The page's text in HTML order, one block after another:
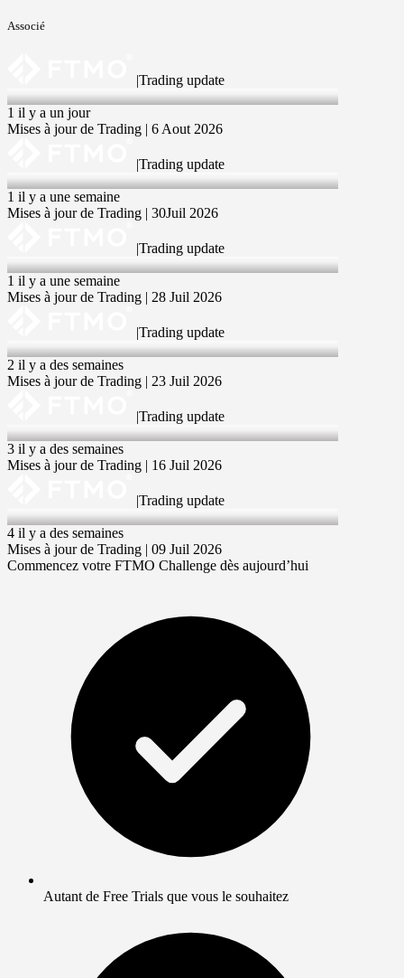
Associé
|Trading update
6 Aug 2026
1 il y a un jour
Mises à jour de Trading | 6 Aout 2026
|Trading update
30 Jul 2026
1 il y a une semaine
Mises à jour de Trading | 30Juil 2026
|Trading update
28 Jul 2026
1 il y a une semaine
Mises à jour de Trading | 28 Juil 2026
|Trading update
23 Jul 2026
2 il y a des semaines
Mises à jour de Trading | 23 Juil 2026
|Trading update
16 Jul 2026
3 il y a des semaines
Mises à jour de Trading | 16 Juil 2026
|Trading update
9 Jul 2026
4 il y a des semaines
Mises à jour de Trading | 09 Juil 2026
Commencez votre FTMO Challenge dès aujourd’hui
Autant de Free Trials que vous le souhaitez